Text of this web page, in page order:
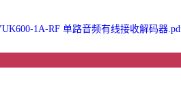
1A-RF 单路音频有线接收解码器